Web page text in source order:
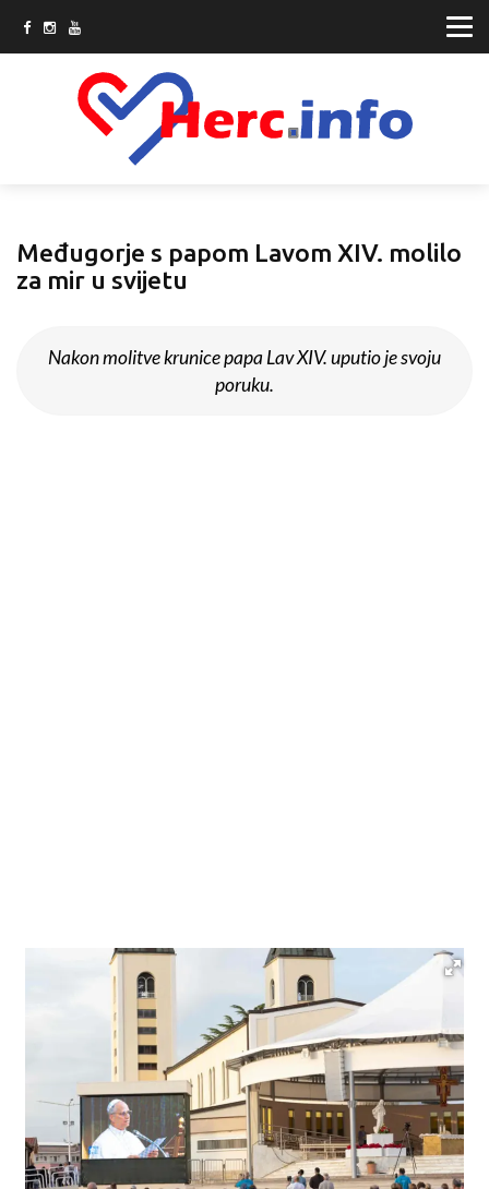
Međugorje s papom Lavom XIV. molilo
za mir u svijetu
Nakon molitve krunice papa Lav XIV. uputio je svoju
poruku.